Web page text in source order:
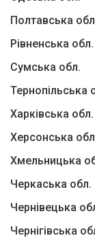
Полтавська
Рівненська обл.
Сумська обл.
Тернопільська
Харківська обл.
Херсонська
Хмельницька
Черкаська обл.
Чернівецька
Чернігівська